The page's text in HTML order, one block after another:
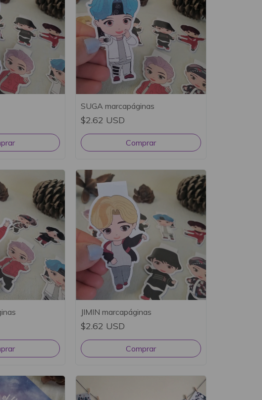
SUGA marcapáginas
$2.62 USD
JIMIN marcapáginas
$2.62 USD